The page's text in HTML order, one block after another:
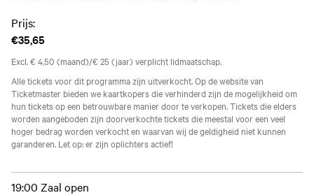
Prijs:
€35,65
Excl. € 4,50 (maand)/€ 25 (jaar) verplicht lidmaatschap.
Alle tickets voor dit programma zijn uitverkocht. Op de website van
Ticketmaster bieden we kaartkopers die verhinderd zijn de mogelijkheid om
hun tickets op een betrouwbare manier door te verkopen. Tickets die elders
worden aangeboden zijn doorverkochte tickets die meestal voor een veel
hoger bedrag worden verkocht en waarvan wij de geldigheid niet kunnen
garanderen. Let op: er zijn oplichters actief!
19:00 Zaal open